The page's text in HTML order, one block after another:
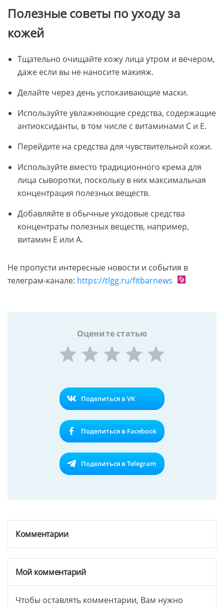
Полезные советы по уходу за
кожей
Тщательно очищайте кожу лица утром и вечером,
даже если вы не наносите макияж.
Делайте через день успокаивающие маски.
Используйте увлажняющие средства, содержащие
антиоксиданты, в том числе с витаминами C и E.
Перейдите на средства для чувствительной кожи.
Используйте вместо традиционного крема для
лица сыворотки, поскольку в них максимальная
концентрация полезных веществ.
Добавляйте в обычные уходовые средства
концентраты полезных веществ, например,
витамин E или A.
Не пропусти интересные новости и события в
телеграм-канале: https://tlgg.ru/fitbarnews
Оцените статью
Поделиться в VK
Поделиться в Facebook
Поделиться в Telegram
Комментарии
Мой комментарий
Чтобы оставлять комментарии, Вам нужно